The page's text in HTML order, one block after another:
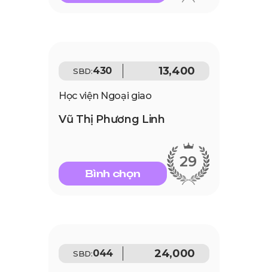
SBD:430 13,400
Học viện Ngoại giao
Vũ Thị Phương Linh
Bình chọn
29
SBD:044 24,000